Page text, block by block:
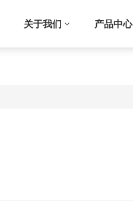
关于我们 产品中心